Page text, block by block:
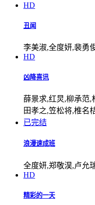
HD
丑闻
李美淑,全度妍,裴勇
HD
凶降喜讯
薛景求,红炅,柳承范,
田孝之,笠松将,椎名
已完结
浪漫速成班
全度妍,郑敬淏,卢允
HD
精彩的一天